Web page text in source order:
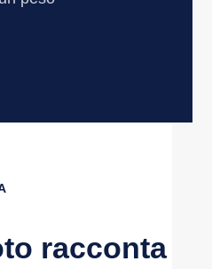
racconta